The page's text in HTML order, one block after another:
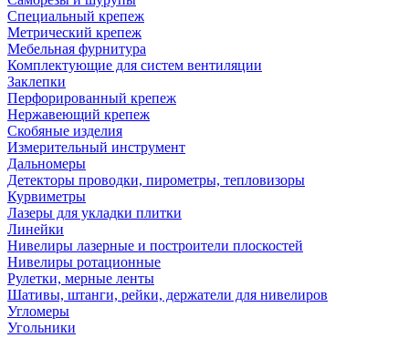
Специальный крепеж
Метрический крепеж
Мебельная фурнитура
Комплектующие для систем вентиляции
Заклепки
Перфорированный крепеж
Нержавеющий крепеж
Скобяные изделия
Измерительный инструмент
Дальномеры
Детекторы проводки, пирометры, тепловизоры
Курвиметры
Лазеры для укладки плитки
Линейки
Нивелиры лазерные и построители плоскостей
Нивелиры ротационные
Рулетки, мерные ленты
Шативы, штанги, рейки, держатели для нивелиров
Угломеры
Угольники